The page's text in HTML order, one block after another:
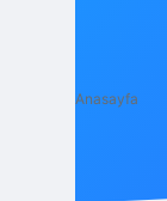
Anasayfa